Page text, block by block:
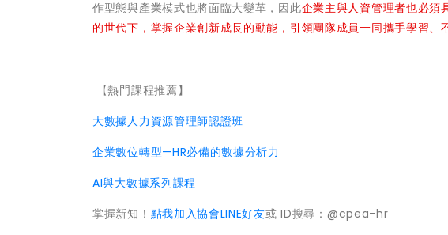
作型態與產業模式也將面臨大變革，因此企業主與人資管理者也必須
的世代下，掌握企業創新成長的動能，引領團隊成員一同攜手學習、
【熱門課程推薦】
大數據人力資源管理師認證班
企業數位轉型—HR必備的數據分析力
AI與大數據系列課程
掌握新知！ 點我加入協會LINE好友或 ID搜尋：@cpea-hr